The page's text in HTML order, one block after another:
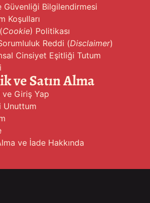
Güvenliği Bilgilendirmesi
Koşulları
Cookie) Politikası
Reddi (Disclaimer)
Cinsiyet Eşitliği Tutum
ve Satın Alma
ve Giriş Yap
Unuttum
ve İade Hakkında